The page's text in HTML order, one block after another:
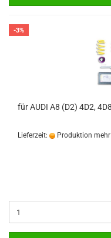
-3%
für AUDI A8 (D2) 4D2,
Lieferzeit: Produktion